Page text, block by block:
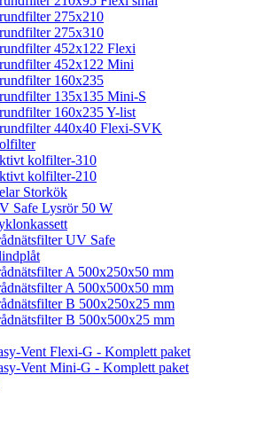
275x210
275x310
452x122 Flexi
452x122 Mini
160x235
135x135 Mini-S
160x235 Y-list
440x40 Flexi-SVK
kolfilter-310
kolfilter-210
Storkök
Safe Lysrör 50 W
UV Safe
A 500x250x50 mm
A 500x500x50 mm
B 500x250x25 mm
B 500x500x25 mm
Vent Flexi-G - Komplett paket
Vent Mini-G - Komplett paket